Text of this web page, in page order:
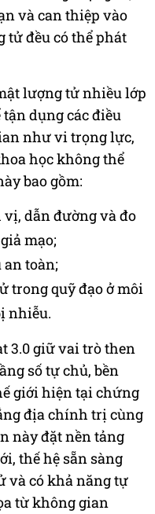
và can thiệp vào
đều có thể phát
lượng tử nhiều lớp
tận dụng các điều
như vi trọng lực,
học không thể
bao gồm:
dẫn đường và đo
mạo;
toàn;
trong quỹ đạo ở môi
nhiễu.
3.0 giữ vai trò then
số tự chủ, bền
giới hiện tại chứng
địa chính trị cùng
này đặt nền tảng
thế hệ sẵn sàng
và có khả năng tự
từ không gian